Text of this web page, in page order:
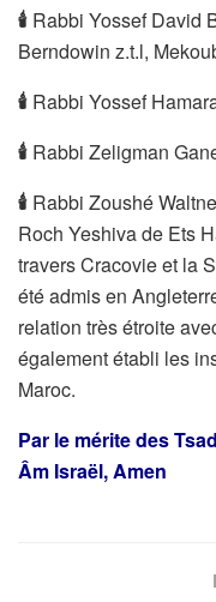
🕯 Rabbi Yossef David
Berndowin z.t.l,
🕯 Rabbi Yossef
🕯 Rabbi Zeligman
🕯 Rabbi Zoushé
Roch Yeshiva de Ets
travers Cracovie et la
été admis en
relation très étroite
également établi les
Maroc.
Par le mérite des
Âm Israël, Amen